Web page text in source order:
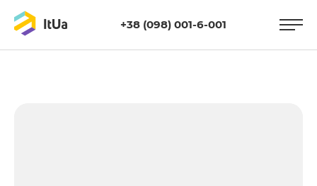
+38 (098) 001-6-001